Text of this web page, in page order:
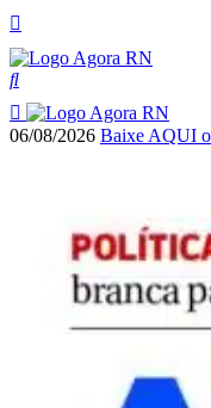
06/08/2026 Baixe AQUI o